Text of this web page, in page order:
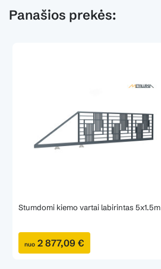
Panašios prekės:
Stumdomi kiemo vartai labirintas 5x1.5m
nuo 2 877,09 €